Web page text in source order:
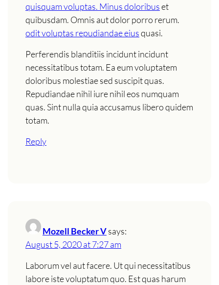
quisquam voluptas. Minus doloribuset
quibusdam. Omnis aut dolor porro rerum.
odit voluptas repudiandae eiusquasi.
Perferendis blanditiis incidunt incidunt
necessitatibus totam. Ea eum voluptatem
doloribus molestiae sed suscipit quas.
Repudiandae nihil iure nihil eos numquam
quas. Sint nulla quia accusamus libero quidem
totam.
Reply
Mozell Becker Vsays:
August 5, 2020 at 7:27 am
Laborum vel aut facere. Ut qui necessitatibus
labore iste voluptatum quo. Est quas harum